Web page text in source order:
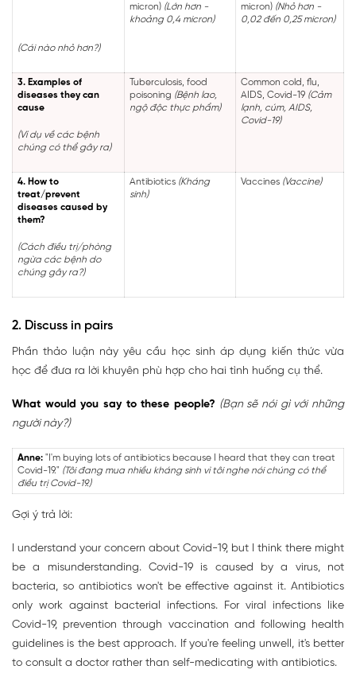
(Cái nào nhỏ hơn?)
micron) (Lớn hơn -
khoảng 0,4 micron)
micron) (Nhỏ hơn -
0,02 đến 0,25 micron)
3. Examples of
diseases they can
cause
(Ví dụ về các bệnh
chúng có thể gây ra)
Tuberculosis, food
poisoning (Bệnh lao,
ngộ độc thực phẩm)
Common cold, flu,
AIDS, Covid-19 (Cảm
lạnh, cúm, AIDS,
Covid-19)
4. How to
treat/prevent
diseases caused by
them?
(Cách điều trị/phòng
ngừa các bệnh do
chúng gây ra?)
Antibiotics (Kháng
sinh)
Vaccines (Vaccine)
2. Discuss in pairs
Phần thảo luận này yêu cầu học sinh áp dụng kiến thức vừa
học để đưa ra lời khuyên phù hợp cho hai tình huống cụ thể.
What would you say to these people? (Bạn sẽ nói gì với những
người này?)
Anne: "I'm buying lots of antibiotics because I heard that they can treat
Covid-19." (Tôi đang mua nhiều kháng sinh vì tôi nghe nói chúng có thể
điều trị Covid-19.)
Gợi ý trả lời:
I understand your concern about Covid-19, but I think there might
be a misunderstanding. Covid-19 is caused by a virus, not
bacteria, so antibiotics won't be effective against it. Antibiotics
only work against bacterial infections. For viral infections like
Covid-19, prevention through vaccination and following health
guidelines is the best approach. If you're feeling unwell, it's better
to consult a doctor rather than self-medicating with antibiotics.